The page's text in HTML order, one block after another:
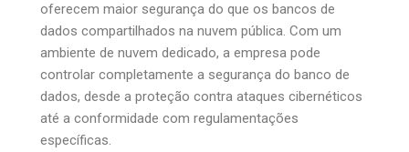
oferecem maior segurança do que os bancos de
dados compartilhados na nuvem pública. Com um
ambiente de nuvem dedicado, a empresa pode
controlar completamente a segurança do banco de
dados, desde a proteção contra ataques cibernéticos
até a conformidade com regulamentações
específicas.